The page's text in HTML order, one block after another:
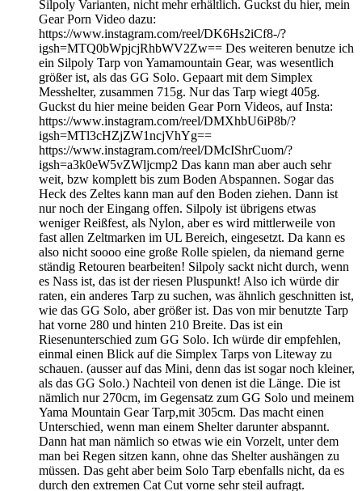
Silpoly Varianten, nicht mehr erhältlich. Guckst du hier, mein
Gear Porn Video dazu:
https://www.instagram.com/reel/DK6Hs2iCf8-/?
igsh=MTQ0bWpjcjRhbWV2Zw== Des weiteren benutze ich
ein Silpoly Tarp von Yamamountain Gear, was wesentlich
größer ist, als das GG Solo. Gepaart mit dem Simplex
Messhelter, zusammen 715g. Nur das Tarp wiegt 405g.
Guckst du hier meine beiden Gear Porn Videos, auf Insta:
https://www.instagram.com/reel/DMXhbU6iP8b/?
igsh=MTl3cHZjZW1ncjVhYg==
https://www.instagram.com/reel/DMcIShrCuom/?
igsh=a3k0eW5vZWljcmp2 Das kann man aber auch sehr
weit, bzw komplett bis zum Boden Abspannen. Sogar das
Heck des Zeltes kann man auf den Boden ziehen. Dann ist
nur noch der Eingang offen. Silpoly ist übrigens etwas
weniger Reißfest, als Nylon, aber es wird mittlerweile von
fast allen Zeltmarken im UL Bereich, eingesetzt. Da kann es
also nicht soooo eine große Rolle spielen, da niemand gerne
ständig Retouren bearbeiten! Silpoly sackt nicht durch, wenn
es Nass ist, das ist der riesen Pluspunkt! Also ich würde dir
raten, ein anderes Tarp zu suchen, was ähnlich geschnitten ist,
wie das GG Solo, aber größer ist. Das von mir benutzte Tarp
hat vorne 280 und hinten 210 Breite. Das ist ein
Riesenunterschied zum GG Solo. Ich würde dir empfehlen,
einmal einen Blick auf die Simplex Tarps von Liteway zu
schauen. (ausser auf das Mini, denn das ist sogar noch kleiner,
als das GG Solo.) Nachteil von denen ist die Länge. Die ist
nämlich nur 270cm, im Gegensatz zum GG Solo und meinem
Yama Mountain Gear Tarp,mit 305cm. Das macht einen
Unterschied, wenn man einem Shelter darunter abspannt.
Dann hat man nämlich so etwas wie ein Vorzelt, unter dem
man bei Regen sitzen kann, ohne das Shelter aushängen zu
müssen. Das geht aber beim Solo Tarp ebenfalls nicht, da es
durch den extremen Cat Cut vorne sehr steil aufragt.